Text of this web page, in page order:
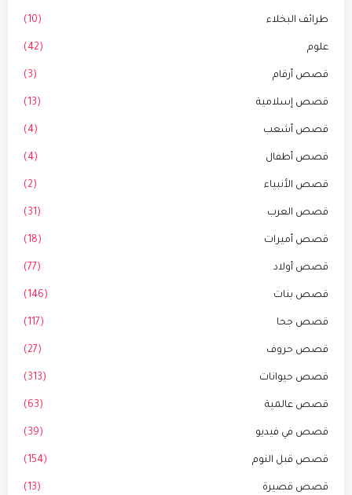
طرائف البخلاء (10)
علوم (42)
قصص أرقام (3)
قصص إسلامية (13)
قصص أشعب (4)
قصص أطفال (4)
قصص الأنبياء (2)
قصص العرب (31)
قصص أميرات (18)
قصص أولاد (77)
قصص بنات (146)
قصص جحا (117)
قصص حروف (27)
قصص حيوانات (313)
قصص عالمية (63)
قصص في فيديو (39)
قصص قبل النوم (154)
قصص قصيرة (13)